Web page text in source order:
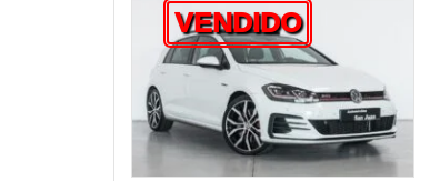
VENDIDO